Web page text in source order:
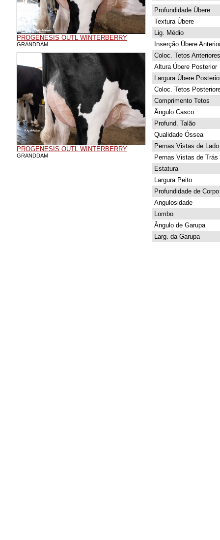
PROGENESIS OUTL WINTERBERRY
GRANDDAM
PROGENESIS OUTL WINTERBERRY
GRANDDAM
Profundidade Úbere
Textura Úbere
Lig. Médio
Inserção Úbere
Coloc. Tetos Anteriores
Altura Úbere Posterior
Largura Úbere
Coloc. Tetos
Comprimento Tetos
Ângulo Casco
Profund. Talão
Qualidade Óssea
Pernas Vistas de Lado
Pernas Vistas de Trás
Estatura
Largura Peito
Profundidade de Corpo
Angulosidade
Lombo
Ângulo de Garupa
Larg. da Garupa